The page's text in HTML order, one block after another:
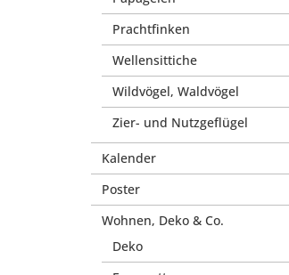
Prachtfinken
Wellensittiche
Wildvögel, Waldvögel
Zier- und Nutzgeflügel
Kalender
Poster
Wohnen, Deko & Co.
Deko